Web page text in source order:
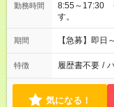
勤務時間
8:55～17:30
す。
期間 【急募】即
特徴 履歴書不要 /
気になる！